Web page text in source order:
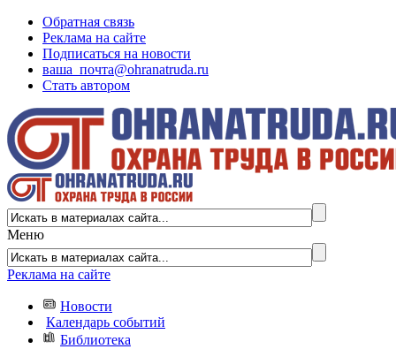
Обратная связь
Реклама на сайте
Подписаться на новости
ваша_почта@ohranatruda.ru
Стать автором
Меню
Реклама на сайте
Новости
Календарь событий
Библиотека